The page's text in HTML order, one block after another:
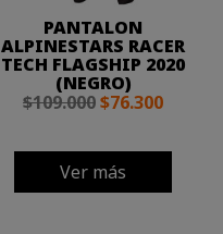
PANTALON
ALPINESTARS RACER
TECH FLAGSHIP 2020
(NEGRO)
$109.000$76.300
Ver más